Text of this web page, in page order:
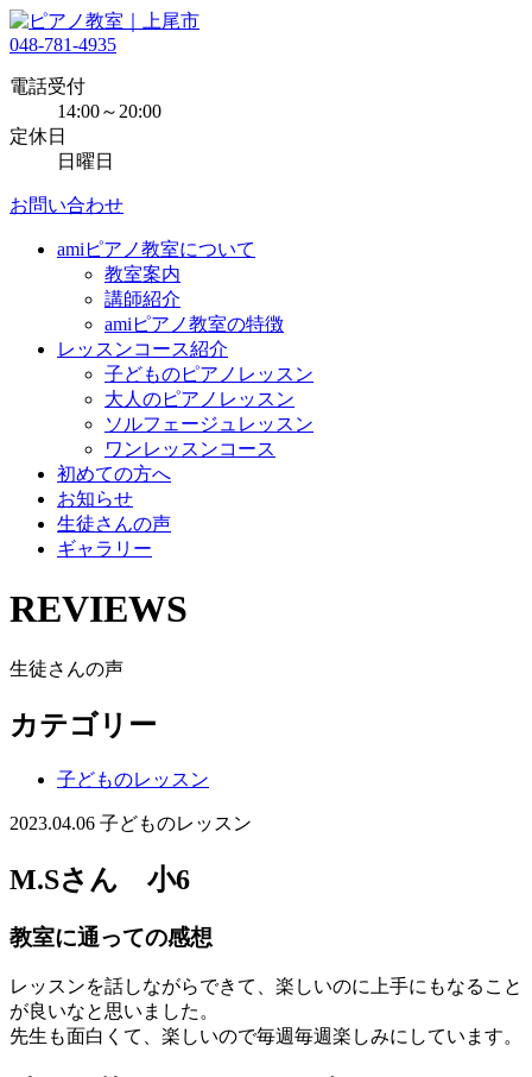
048-781-4935
電話受付
14:00～20:00
定休日
日曜日
お問い合わせ
amiピアノ教室について
教室案内
講師紹介
amiピアノ教室の特徴
レッスンコース紹介
子どものピアノレッスン
大人のピアノレッスン
ソルフェージュレッスン
ワンレッスンコース
初めての方へ
お知らせ
生徒さんの声
ギャラリー
REVIEWS
生徒さんの声
カテゴリー
子どものレッスン
2023.04.06 子どものレッスン
M.Sさん 小6
教室に通っての感想
レッスンを話しながらできて、楽しいのに上手にもなること
が良いなと思いました。
先生も面白くて、楽しいので毎週毎週楽しみにしています。